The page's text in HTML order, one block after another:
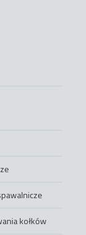
kołków